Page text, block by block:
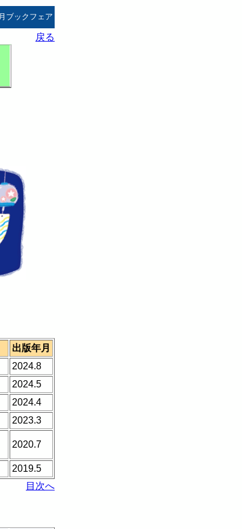
ブックフェア
戻る
出版年月
2024.8
2024.5
2024.4
2023.3
2020.7
2019.5
目次へ